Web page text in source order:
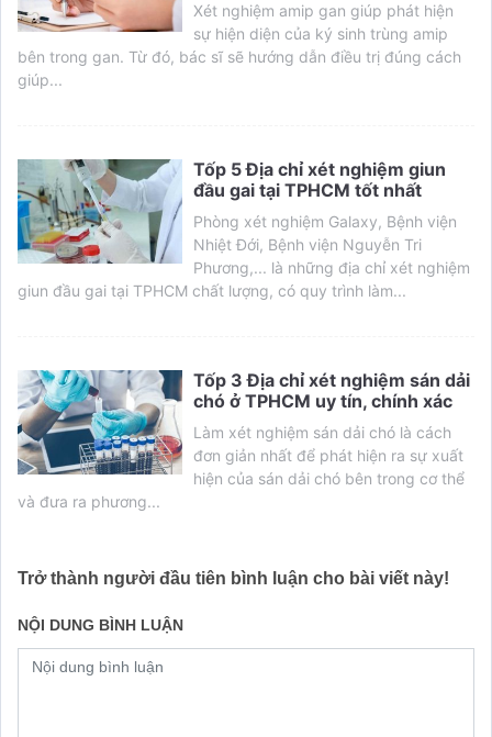
Xét nghiệm amip gan giúp phát hiện
sự hiện diện của ký sinh trùng amip
bên trong gan. Từ đó, bác sĩ sẽ hướng dẫn điều trị đúng cách
giúp...
Tốp 5 Địa chỉ xét nghiệm giun
đầu gai tại TPHCM tốt nhất
Phòng xét nghiệm Galaxy, Bệnh viện
Nhiệt Đới, Bệnh viện Nguyễn Tri
Phương,... là những địa chỉ xét nghiệm
giun đầu gai tại TPHCM chất lượng, có quy trình làm...
Tốp 3 Địa chỉ xét nghiệm sán dải
chó ở TPHCM uy tín, chính xác
Làm xét nghiệm sán dải chó là cách
đơn giản nhất để phát hiện ra sự xuất
hiện của sán dải chó bên trong cơ thể
và đưa ra phương...
Trở thành người đầu tiên bình luận cho bài viết này!
NỘI DUNG BÌNH LUẬN